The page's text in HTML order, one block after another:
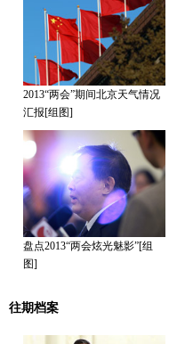
2013“两会”期间北京天气情况
汇报[组图]
盘点2013“两会炫光魅影”[组
图]
往期档案